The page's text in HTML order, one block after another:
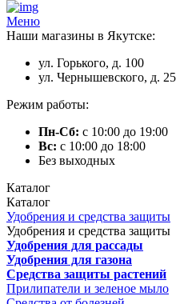
Меню
Наши магазины в Якутске:
ул. Горького, д. 100
ул. Чернышевского, д. 25
Режим работы:
Пн-Сб: с 10:00 до 19:00
Вс: с 10:00 до 18:00
Без выходных
Каталог
Каталог
Удобрения и средства защиты
Удобрения и средства защиты
Удобрения для рассады
Удобрения для газона
Средства защиты растений
Прилипатели и зеленое мыло